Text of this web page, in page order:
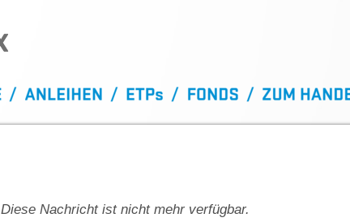
Diese Nachricht ist nicht mehr verfügbar.